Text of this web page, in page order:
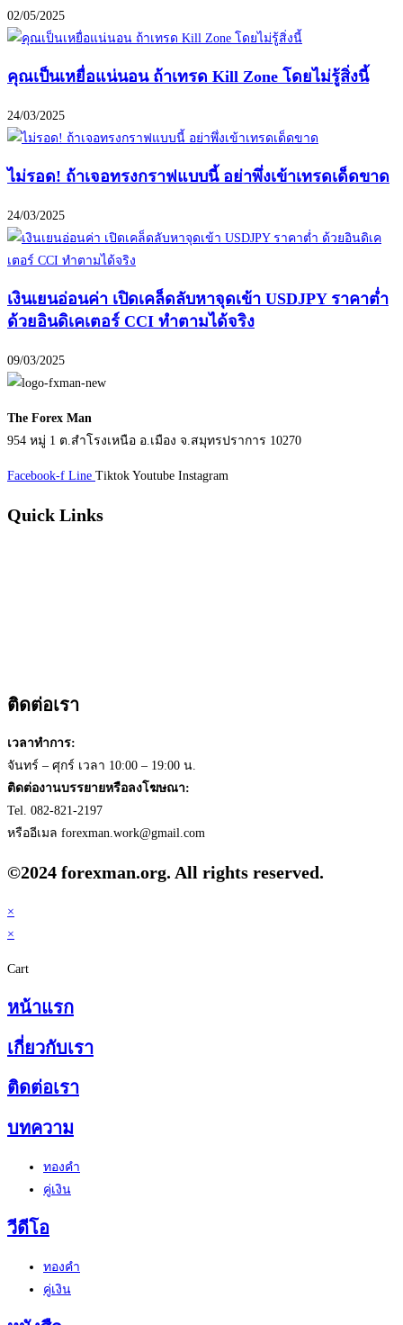
02/05/2025
คุณเป็นเหยื่อแน่นอน ถ้าเทรด Kill Zone โดยไม่รู้สิ่งนี้
24/03/2025
ไม่รอด! ถ้าเจอทรงกราฟแบบนี้ อย่าพึ่งเข้าเทรดเด็ดขาด
24/03/2025
เงินเยนอ่อนค่า เปิดเคล็ดลับหาจุดเข้า USDJPY ราคาต่ำ
ด้วยอินดิเคเตอร์ CCI ทำตามได้จริง
09/03/2025
The Forex Man
954 หมู่ 1 ต.สำโรงเหนือ อ.เมือง จ.สมุทรปราการ 10270
Facebook-f Line Tiktok Youtube Instagram
Quick Links
ติดต่อเรา
เวลาทำการ:
จันทร์ – ศุกร์ เวลา 10:00 – 19:00 น.
ติดต่องานบรรยายหรือลงโฆษณา:
Tel. 082-821-2197
หรืออีเมล forexman.work@gmail.com
©2024 forexman.org. All rights reserved.
×
×
Cart
หน้าแรก
เกี่ยวกับเรา
ติดต่อเรา
บทความ
ทองคำ
คู่เงิน
วีดีโอ
ทองคำ
คู่เงิน